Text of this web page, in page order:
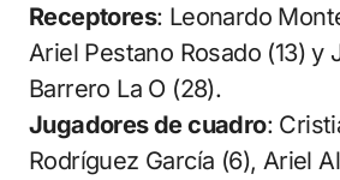
Receptores: Leonardo
Ariel Pestano Rosado (13) y
Barrero La O (28).
Jugadores de cuadro:
Rodríguez García (6), Ariel